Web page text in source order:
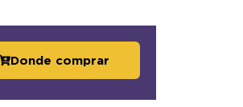
Donde comprar